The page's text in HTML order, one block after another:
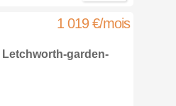
1 019 €/mois
Letchworth-garden-